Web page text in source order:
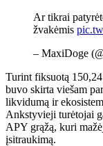
Ar tikrai
žvakėmis
– MaxiDoge
Turint fiksuotą
buvo skirta viešam
likvidumą ir
Ankstyvieji turėtojai
APY grąžą, kuri
įsitraukimą.